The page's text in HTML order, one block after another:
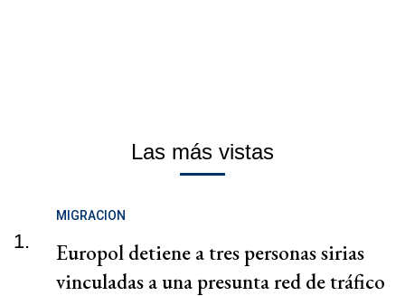
Las más vistas
1.
MIGRACION
Europol detiene a tres personas sirias
vinculadas a una presunta red de tráfico